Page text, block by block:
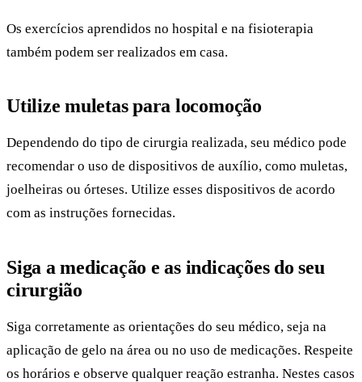
Os exercícios aprendidos no hospital e na fisioterapia
também podem ser realizados em casa.
Utilize muletas para locomoção
Dependendo do tipo de cirurgia realizada, seu médico pode
recomendar o uso de dispositivos de auxílio, como muletas,
joelheiras ou órteses. Utilize esses dispositivos de acordo
com as instruções fornecidas.
Siga a medicação e as indicações do seu
cirurgião
Siga corretamente as orientações do seu médico, seja na
aplicação de gelo na área ou no uso de medicações. Respeite
os horários e observe qualquer reação estranha. Nestes casos